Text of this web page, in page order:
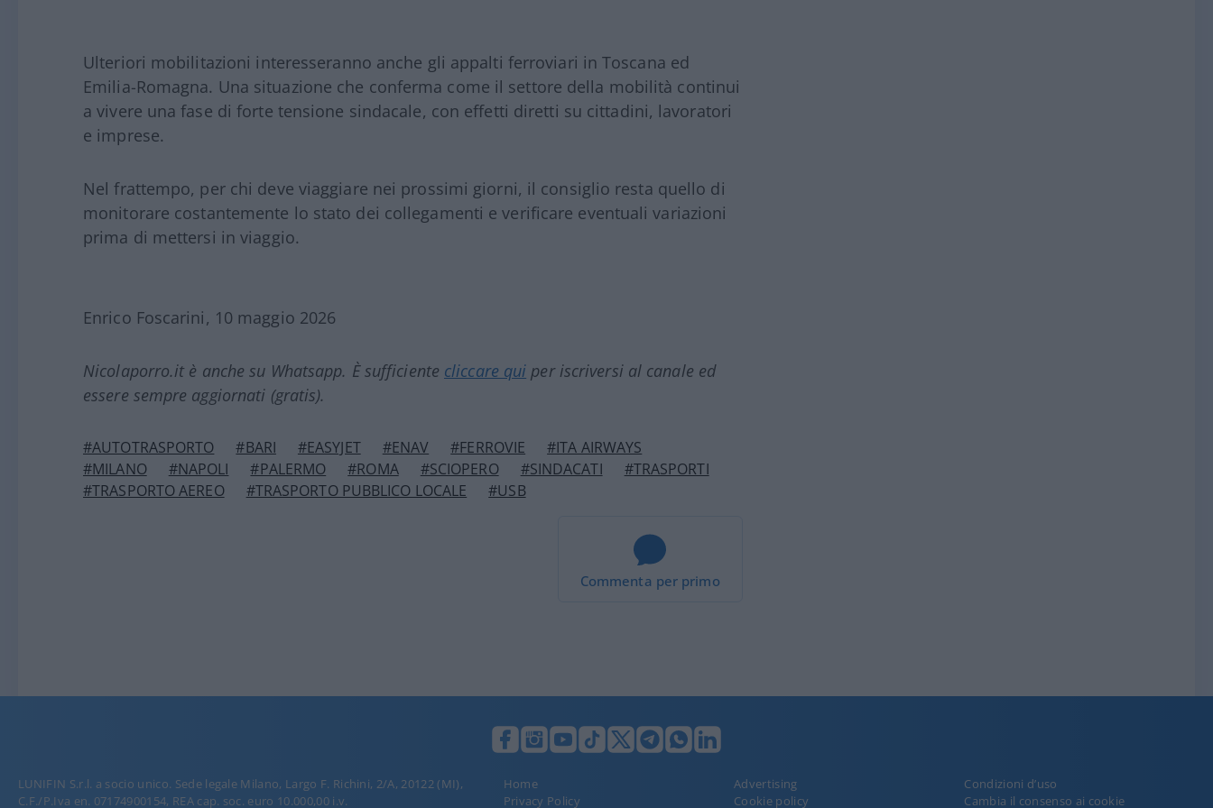
Ulteriori mobilitazioni interesseranno anche gli appalti ferroviari in Toscana ed
Emilia-Romagna. Una situazione che conferma come il settore della mobilità continui
a vivere una fase di forte tensione sindacale, con effetti diretti su cittadini, lavoratori
e imprese.
Nel frattempo, per chi deve viaggiare nei prossimi giorni, il consiglio resta quello di
monitorare costantemente lo stato dei collegamenti e verificare eventuali variazioni
prima di mettersi in viaggio.
Enrico Foscarini, 10 maggio 2026
Nicolaporro.it è anche su Whatsapp. È sufficiente cliccare qui per iscriversi al canale ed
essere sempre aggiornati (gratis).
#AUTOTRASPORTO #BARI #EASYJET #ENAV #FERROVIE
#ITA AIRWAYS
#MILANO
#NAPOLI #PALERMO #ROMA #SCIOPERO #SINDACATI
#TRASPORTI
#TRASPORTO AEREO
#TRASPORTO PUBBLICO LOCALE #USB
Commenta per primo
LUNIFIN S.r.l. a socio unico. Sede legale Milano, Largo F. Richini, 2/A, 20122 (MI),
C.F./P.Iva en. 07174900154, REA cap. soc. euro 10.000,00 i.v.
Home Advertising
Condizioni d’uso
Privacy Policy
Cookie policy Cambia il consenso ai cookie